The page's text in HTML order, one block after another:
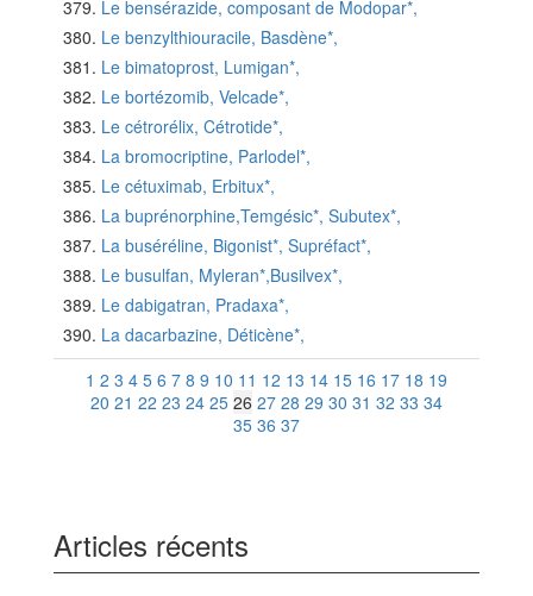
Le bensérazide, composant de Modopar*,
Le benzylthiouracile, Basdène*,
Le bimatoprost, Lumigan*,
Le bortézomib, Velcade*,
Le cétrorélix, Cétrotide*,
La bromocriptine, Parlodel*,
Le cétuximab, Erbitux*,
La buprénorphine,Temgésic*, Subutex*,
La buséréline, Bigonist*, Supréfact*,
Le busulfan, Myleran*,Busilvex*,
Le dabigatran, Pradaxa*,
La dacarbazine, Déticène*,
1 2 3 4 5 6 7 8 9 10 11 12 13 14 15 16 17 18 19
20 21 22 23 24 25 26 27 28 29 30 31 32 33 34
35 36 37
Articles récents